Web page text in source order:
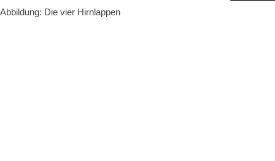
Abbildung: Die vier Hirnlappen